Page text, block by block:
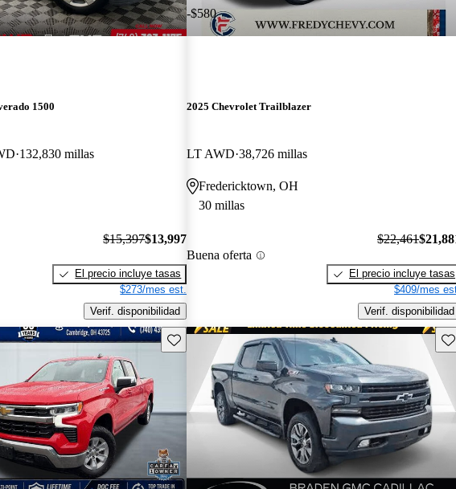
1500
132,830 millas
$15,397$13,997
El precio incluye tasas
$273/mes est.
Verif. disponibilidad
-$580
2025 Chevrolet Trailblazer
LT AWD 38,726 millas
Fredericktown, OH
30 millas
Buena oferta
$22,461
El precio incluye tasas
$409/mes
Verif. disponibilidad
Guarda este Aviso